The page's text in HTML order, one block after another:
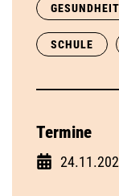
SCHULE
Termine